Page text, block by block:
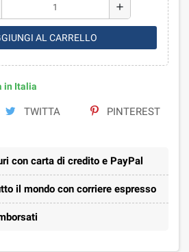
add
AL CARRELLO
in Italia
TWITTA PINTEREST
con carta di credito e PayPal
il mondo con corriere espresso